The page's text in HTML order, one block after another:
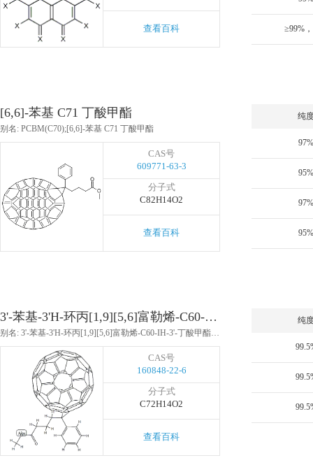
查看百科 ≥99%
[6,6]-苯基 C71 丁酸甲酯
别名: PCBM(C70);[6,6]-苯基 C71 丁酸甲酯
CAS号
609771-63-3
分子式
C82H14O2
查看百科
纯
97%
95%
97%
95%
3'-苯基-3'H-环丙[1,9][5,6]富勒烯-C60-Ih-3'-丁酸甲酯
别名: 3'-苯基-3'H-环丙[1,9][5,6]富勒烯-C60-IH-3'-丁酸甲酯;(6,6)-苯基-C61-丁酸甲酯
CAS号
160848-22-6
分子式
C72H14O2
查看百科
纯